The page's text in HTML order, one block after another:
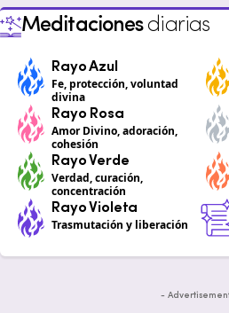
Meditacionesdiarias
Rayo Azul
Fe, protección, voluntad
divina
Rayo Rosa
Amor Divino, adoración,
cohesión
Rayo Verde
Verdad, curación,
concentración
Rayo Violeta
Trasmutación y liberación
-